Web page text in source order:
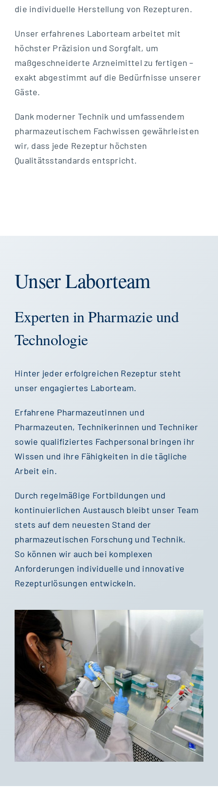
die individuelle Herstellung von Rezepturen.
Unser erfahrenes Laborteam arbeitet mit
höchster Präzision und Sorgfalt, um
maßgeschneiderte Arzneimittel zu fertigen –
exakt abgestimmt auf die Bedürfnisse unserer
Gäste.
Dank moderner Technik und umfassendem
pharmazeutischem Fachwissen gewährleisten
wir, dass jede Rezeptur höchsten
Qualitätsstandards entspricht.
Unser Laborteam
Experten in Pharmazie und
Technologie
Hinter jeder erfolgreichen Rezeptur steht
unser engagiertes Laborteam.
Erfahrene Pharmazeutinnen und
Pharmazeuten, Technikerinnen und Techniker
sowie qualifiziertes Fachpersonal bringen ihr
Wissen und ihre Fähigkeiten in die tägliche
Arbeit ein.
Durch regelmäßige Fortbildungen und
kontinuierlichen Austausch bleibt unser Team
stets auf dem neuesten Stand der
pharmazeutischen Forschung und Technik.
So können wir auch bei komplexen
Anforderungen individuelle und innovative
Rezepturlösungen entwickeln.